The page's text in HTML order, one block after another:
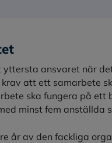
ansvaret när
att ett samarbete
ska fungera på ett
minst fem anställda
år av den fackliga